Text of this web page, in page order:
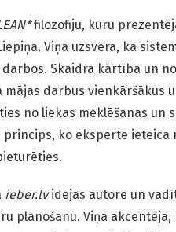
filozofiju, kuru
Viņa uzsvēra, ka
Skaidra kārtība un
darbus vienkāršākus
no liekas meklēšanas un
ko eksperte ieteica
ieber.lvidejas autore un
plānošanu. Viņa